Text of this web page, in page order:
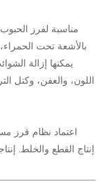
مناسبة لفرز
بالأشعة تحت
اللون، والعفن، وكتل
اعتماد نظام فرز
إنتاج القطع والخلط.